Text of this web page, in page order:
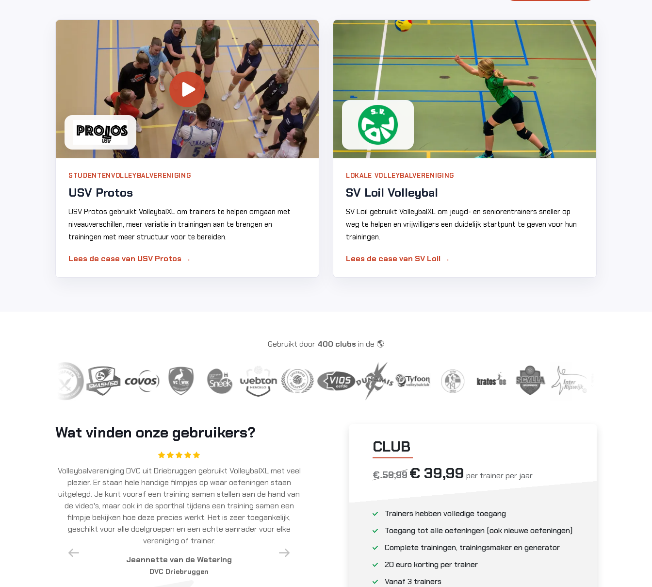
STUDENTENVOLLEYBALVERENIGING
USV Protos
USV Protos gebruikt VolleybalXL om trainers te helpen omgaan met
niveauverschillen, meer variatie in trainingen aan te brengen en
trainingen met meer structuur voor te bereiden.
Lees de case van USV Protos →
LOKALE VOLLEYBALVERENIGING
SV Loil Volleybal
SV Loil gebruikt VolleybalXL om jeugd- en seniorentrainers sneller op
weg te helpen en vrijwilligers een duidelijk startpunt te geven voor hun
trainingen.
Lees de case van SV Loil →
Gebruikt door 400 clubs in de 🌎
Wat vinden onze gebruikers?
Sinds het seizoen 2019/2020 maken wij als volleybalvereniging
(Mintonette te Holten) gebruik van VolleybalXL. Het is een zeer
welkome ondersteuning voor onze trainers. De oefeningen zijn duidelijk
uitgelegd met behulp van filmpjes.
Hendri Van Beek
Mintonette Holten
Vorige Volgende
CLUB
€ 59,99 € 39,99 per trainer per jaar
Trainers hebben volledige toegang
Toegang tot alle oefeningen (ook nieuwe oefeningen)
Complete trainingen, trainingsmaker en generator
20 euro korting per trainer
Vanaf 3 trainers